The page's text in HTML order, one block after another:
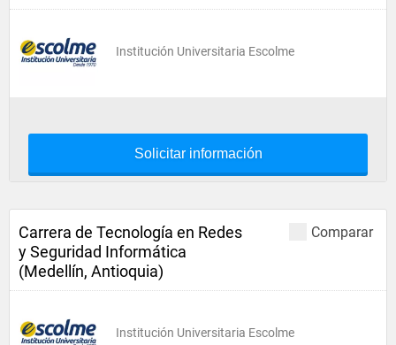
Institución Universitaria Escolme
Solicitar información
Comparar
Carrera de Tecnología en Redes
y Seguridad Informática
(Medellín, Antioquia)
Institución Universitaria Escolme